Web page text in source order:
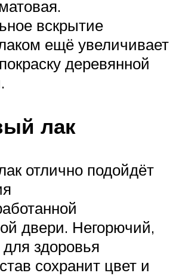
вскрытие
ещё увеличивает
деревянной
лак
отлично подойдёт
двери. Негорючий,
здоровья
сохранит цвет и